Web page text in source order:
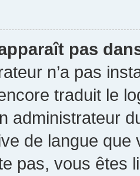
pas
n’a pas
traduit le
administrateur
de langue
pas, vous êtes